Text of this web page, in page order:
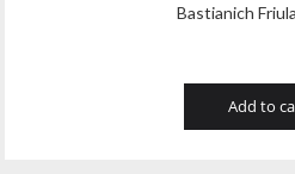
Bastianich
Add to